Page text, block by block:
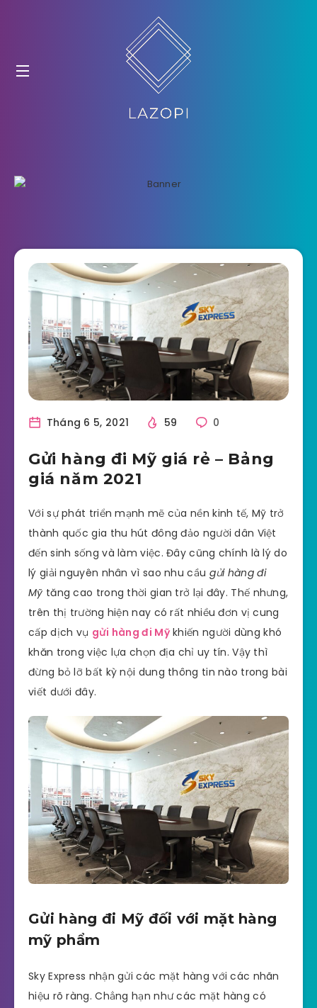
Tháng 6 5, 2021 59 0
Gửi hàng đi Mỹ giá rẻ – Bảng
giá năm 2021
Với sự phát triển mạnh mẽ của nền kinh tế, Mỹ trở
thành quốc gia thu hút đông đảo người dân Việt
đến sinh sống và làm việc. Đây cũng chính là lý do
lý giải nguyên nhân vì sao nhu cầu gửi hàng đi
Mỹ tăng cao trong thời gian trở lại đây. Thế nhưng,
trên thị trường hiện nay có rất nhiều đơn vị cung
cấp dịch vụ gửi hàng đi Mỹkhiến người dùng khó
khăn trong việc lựa chọn địa chỉ uy tín. Vậy thì
đừng bỏ lỡ bất kỳ nội dung thông tin nào trong bài
viết dưới đây.
Gửi hàng đi Mỹ đối với mặt hàng
mỹ phẩm
Sky Express nhận gửi các mặt hàng với các nhãn
hiệu rõ ràng. Chẳng hạn như các mặt hàng có